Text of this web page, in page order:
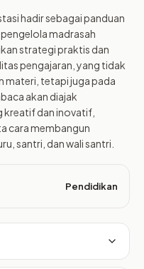
hadir sebagai panduan
madrasah
strategi praktis dan
pengajaran, yang tidak
materi, tetapi juga pada
akan diajak
kreatif dan inovatif,
cara membangun
santri, dan wali santri.
Pendidikan